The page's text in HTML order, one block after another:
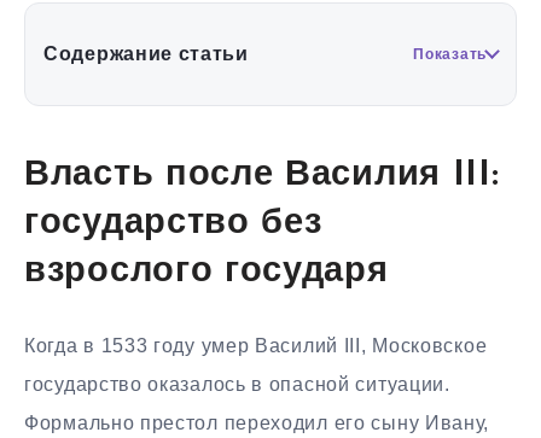
Содержание статьи Показать
Власть после Василия III:
государство без
взрослого государя
Когда в 1533 году умер Василий III, Московское
государство оказалось в опасной ситуации.
Формально престол переходил его сыну Ивану,